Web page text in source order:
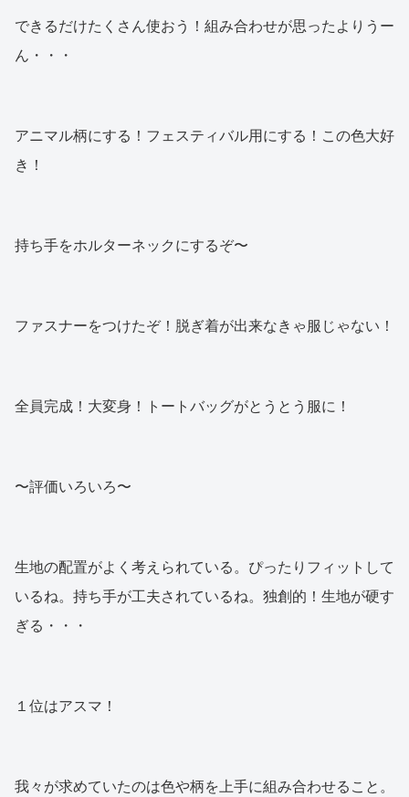
できるだけたくさん使おう！組み合わせが思ったよりうー
ん・・・
アニマル柄にする！フェスティバル用にする！この色大好
き！
持ち手をホルターネックにするぞ〜
ファスナーをつけたぞ！脱ぎ着が出来なきゃ服じゃない！
全員完成！大変身！トートバッグがとうとう服に！
〜評価いろいろ〜
生地の配置がよく考えられている。ぴったりフィットして
いるね。持ち手が工夫されているね。独創的！生地が硬す
ぎる・・・
１位はアスマ！
我々が求めていたのは色や柄を上手に組み合わせること。